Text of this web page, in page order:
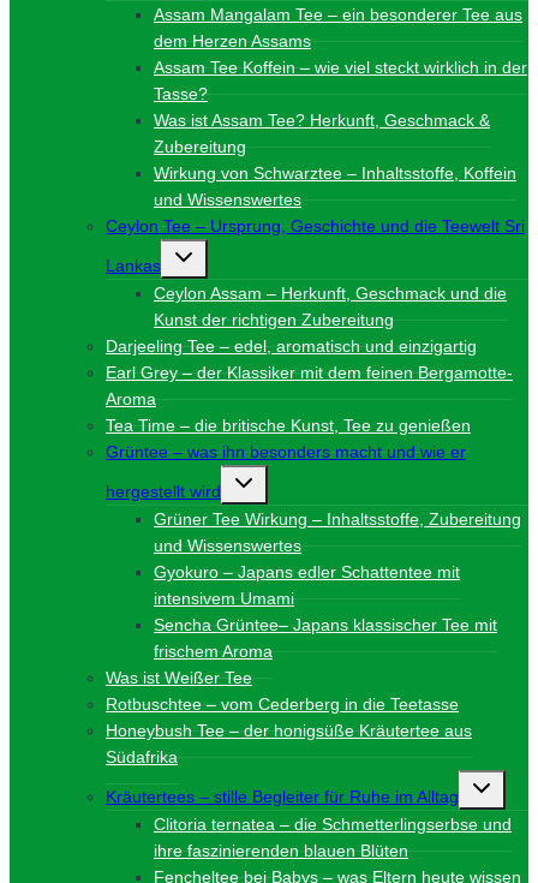
Assam Mangalam Tee – ein besonderer Tee aus
dem Herzen Assams
Assam Tee Koffein – wie viel steckt wirklich in der
Tasse?
Was ist Assam Tee? Herkunft, Geschmack &
Zubereitung
Wirkung von Schwarztee – Inhaltsstoffe, Koffein
und Wissenswertes
Ceylon Tee – Ursprung, Geschichte und die Teewelt Sri
Lankas
Untermenü
umschalten
Ceylon Assam – Herkunft, Geschmack und die
Kunst der richtigen Zubereitung
Darjeeling Tee – edel, aromatisch und einzigartig
Earl Grey – der Klassiker mit dem feinen Bergamotte-
Aroma
Tea Time – die britische Kunst, Tee zu genießen
Grüntee – was ihn besonders macht und wie er
hergestellt wird
Untermenü
umschalten
Grüner Tee Wirkung – Inhaltsstoffe, Zubereitung
und Wissenswertes
Gyokuro – Japans edler Schattentee mit
intensivem Umami
Sencha Grüntee– Japans klassischer Tee mit
frischem Aroma
Was ist Weißer Tee
Rotbuschtee – vom Cederberg in die Teetasse
Honeybush Tee – der honigsüße Kräutertee aus
Südafrika
Kräutertees – stille Begleiter für Ruhe im Alltag
Clitoria ternatea – die Schmetterlingserbse und
ihre faszinierenden blauen Blüten
Fencheltee bei Babys – was Eltern heute wissen